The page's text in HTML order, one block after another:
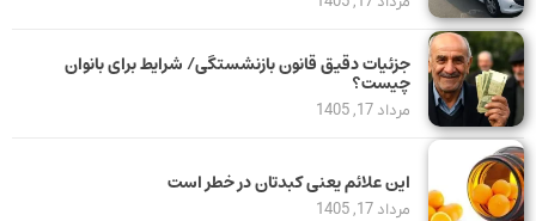
جزئیات دقیق قانون بازنشستگی/ شرایط برای بانوان
چیست؟
مرداد 17, 1405
این علائم یعنی کبدتان در خطر است
مرداد 17, 1405